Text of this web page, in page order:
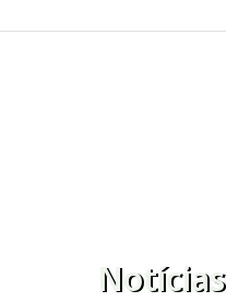
Notícias